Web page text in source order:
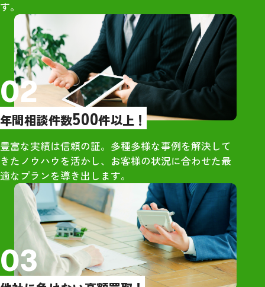
橋さんを選びましたが、間違い
なかったと今では確信していま
す。お世話になり大変ありがと
うございました。
・大手は営業が
象だったが、グ
グさんは営業的
し
・大手からもオ
が、最も高額だ
ンハウジングさ
独自の販路が強
【所感】
・社員の方々は
さん明るい雰囲
りました。単な
す。
02
年間相談件数500件以上！
豊富な実績は信頼の証。多種多様な事例を解決して
きたノウハウを活かし、お客様の状況に合わせた最
適なプランを導き出します。
03